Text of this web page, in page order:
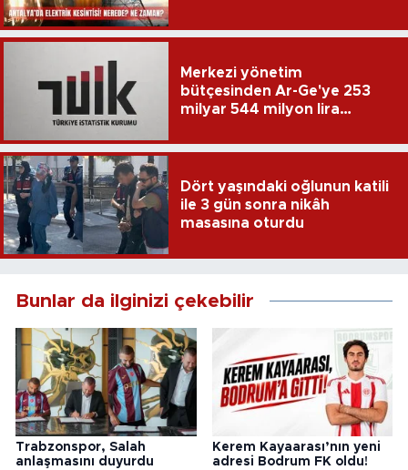
Merkezi yönetim
bütçesinden Ar-Ge'ye 253
milyar 544 milyon lira
Dört yaşındaki oğlunun katili
ile 3 gün sonra nikâh
masasına oturdu
Bunlar da ilginizi çekebilir
Trabzonspor, Salah
anlaşmasını duyurdu
Kerem Kayaarası’nın yeni
adresi Bodrum FK oldu!